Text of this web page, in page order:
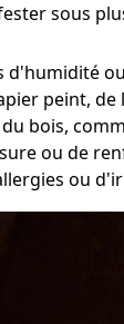
sous
d'humidité
peint,
bois,
ou de
ou